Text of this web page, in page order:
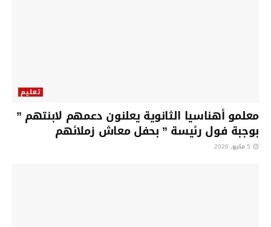
تعليم
معلمو أهناسيا الثانوية يعلنون دعمهم لابنتهم ”
بوجبة فول رئيسة ” بحفل معاش زملائهم